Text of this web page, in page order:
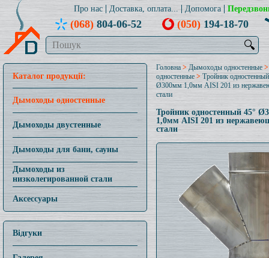
Про нас Доставка, оплата... Допомога
(068)804-06-52 (050)194-18-70
🔍
Каталог продукції:
Дымоходы одностенные
Дымоходы двустенные
Дымоходы для бани, сауны
Дымоходы из
низколегированной стали
Аксессуары
Відгуки
Головна > Дымоходы одностенные
одностенные >Тройник
Ø300мм 1,0мм AISI 201 из
стали
Тройник одностенный 45°
1,0мм AISI 201 из
стали